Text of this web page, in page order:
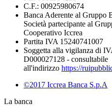
C.F.: 00925980674
Banca Aderente al Gruppo
Società partecipante al
Cooperativo Iccrea
Partita IVA 15240741007
Soggetta alla vigilanza di
D000027128 - consultabile
all'indirizzo https://
©2017 Iccrea Banca S.p.A
La banca